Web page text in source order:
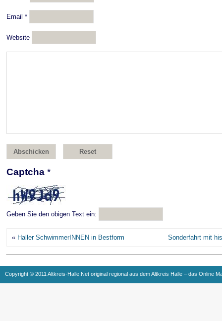
Email *
Website
Captcha *
Geben Sie den obigen Text ein:
« Haller SchwimmerINNEN in Bestform Sonderfahrt mit
Copyright © 2011 Altkreis-Halle.Net original regional aus dem Altkreis Halle – das Online